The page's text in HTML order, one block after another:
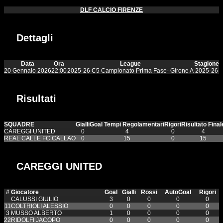
DLF CALCIO FIRENZE
Dettagli
Data Ora League
Stagione
20 Gennaio 202622:002025-26 C5 Campionato Prima Fase- Girone A 2025-26
Risultati
SQUADRE GialliGoal Tempi RegolamentariRigoriRisultato
CAREGGI UNITED
0 4 0
4
REAL CALLE FC CALLAO
0 15 0 15
CAREGGI UNITED
# Giocatore Goal Gialli Rossi AutoGoal
Rigori
CALUSSI GIULIO
3 0 0 0
0
11COLTRIOLI ALESSIO 0 0 0 0
0
3 MUSSO ALBERTO 1 0 0 0
0
22RIDOLFI JACOPO 0 0 0 0 0